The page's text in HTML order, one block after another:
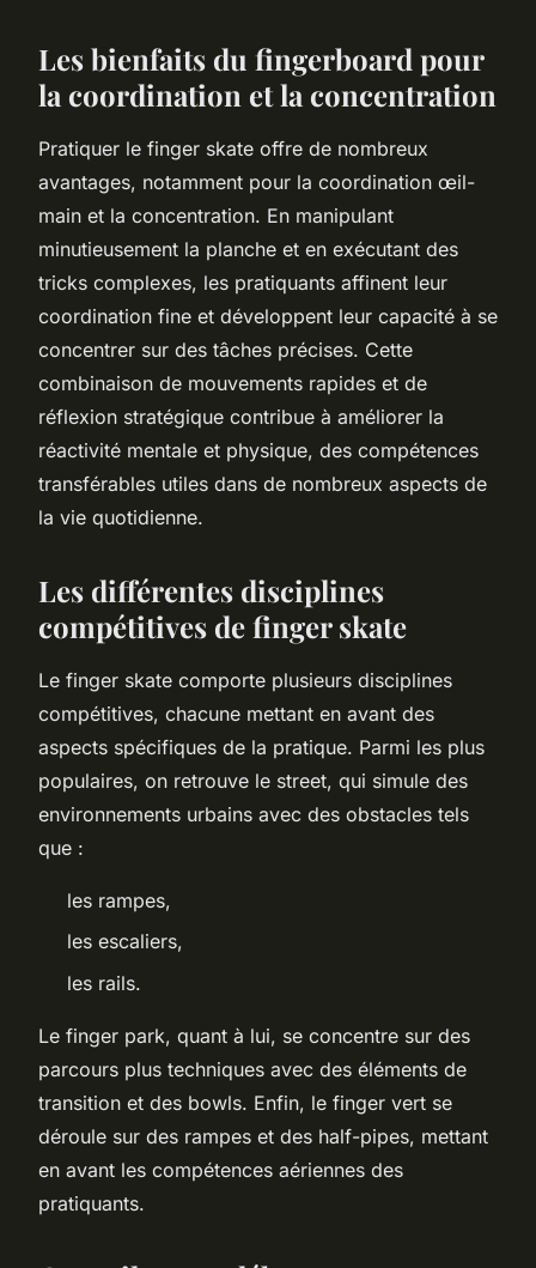
Les bienfaits du fingerboard pour
la coordination et la concentration
Pratiquer le finger skate offre de nombreux
avantages, notamment pour la coordination œil-
main et la concentration. En manipulant
minutieusement la planche et en exécutant des
tricks complexes, les pratiquants affinent leur
coordination fine et développent leur capacité à se
concentrer sur des tâches précises. Cette
combinaison de mouvements rapides et de
réflexion stratégique contribue à améliorer la
réactivité mentale et physique, des compétences
transférables utiles dans de nombreux aspects de
la vie quotidienne.
Les différentes disciplines
compétitives de finger skate
Le finger skate comporte plusieurs disciplines
compétitives, chacune mettant en avant des
aspects spécifiques de la pratique. Parmi les plus
populaires, on retrouve le street, qui simule des
environnements urbains avec des obstacles tels
que :
les rampes,
les escaliers,
les rails.
Le finger park, quant à lui, se concentre sur des
parcours plus techniques avec des éléments de
transition et des bowls. Enfin, le finger vert se
déroule sur des rampes et des half-pipes, mettant
en avant les compétences aériennes des
pratiquants.